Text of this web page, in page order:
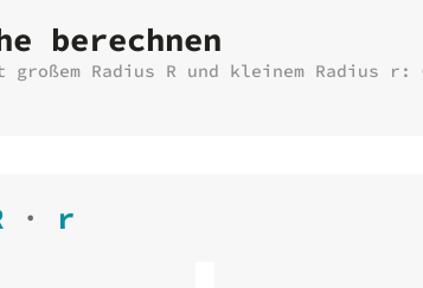
berechnen
Radius R und kleinem Radius r:
· r